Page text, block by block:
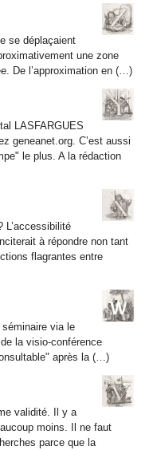
se déplaçaient
une zone
De l’approximation en (…)
LASFARGUES
geneanet.org. C’est aussi
le plus. A la rédaction
L’accessibilité
à répondre non tant
flagrantes entre
séminaire via le
la visio-conférence
après la (…)
validité. Il y a
moins. Il ne faut
parce que la